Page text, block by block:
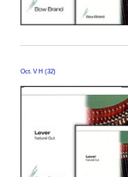
Oct. V H (32)